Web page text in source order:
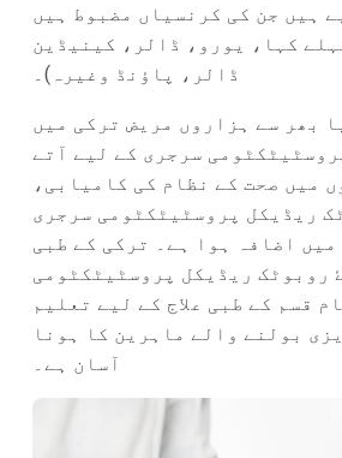
ہیں جن کی کرنسیاں مضبوط ہیں
کہا، یورو، ڈالر، کینیڈین
ڈالر، پاؤنڈ وغیرہ)۔
بھر سے ہزاروں مریض ترکی میں
سرجری کے لیے آتے
میں صحت کے نظام کی کامیابی،
ریڈیکل پروسٹیٹکٹومی سرجری
اضافہ ہوا ہے۔ ترکی کے طبی
روبوٹک ریڈیکل پروسٹیٹکٹومی
قسم کے طبی علاج کے لیے تعلیم
بولنے والے ماہرین کا ہونا
آسان ہے۔